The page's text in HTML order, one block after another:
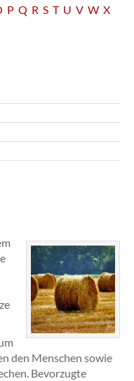
P Q R S T U V W X
den Menschen sowie
Bevorzugte